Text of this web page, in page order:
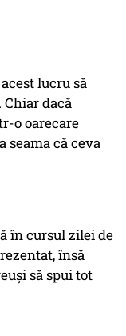
lucru să
dacă
o oarecare
seama că ceva
în cursul zilei de
însă
să spui tot